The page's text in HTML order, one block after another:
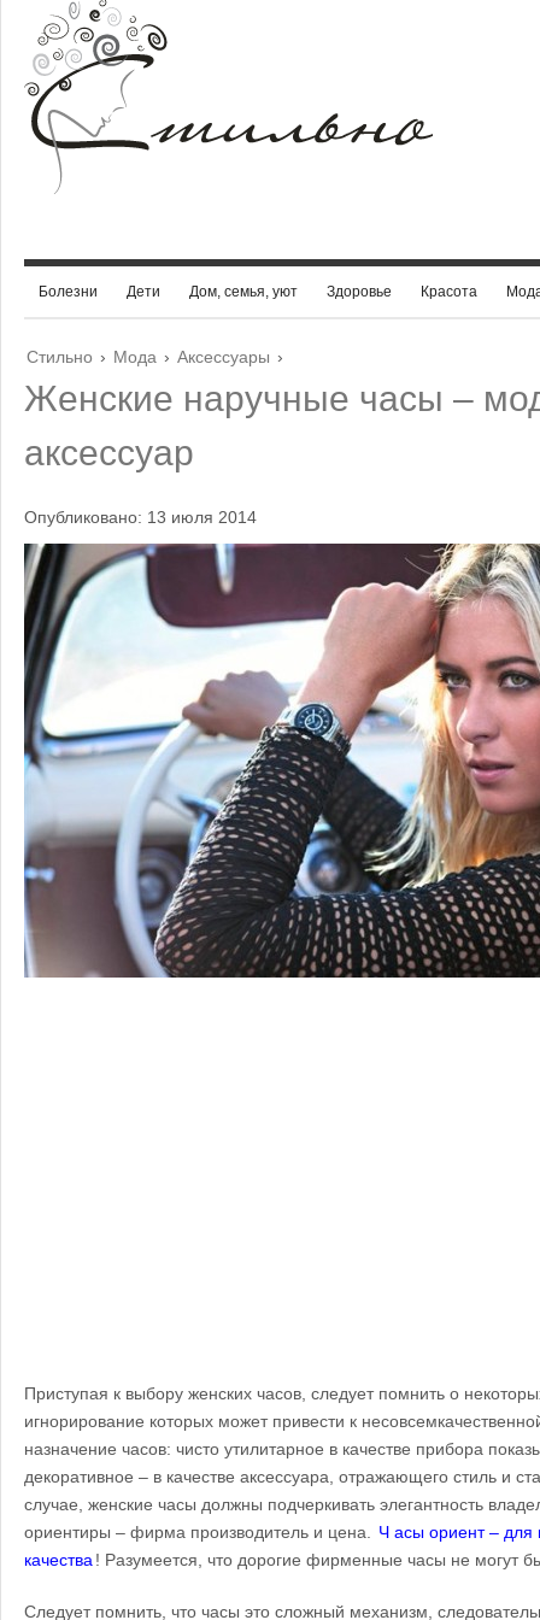
Болезни Дети Дом, семья, уют Здоровье Красота
Стильно › Мода › Аксессуары ›
Женские наручные часы –
аксессуар
Опубликовано: 13 июля 2014
Приступая к выбору женских часов, следует помнить о
игнорирование которых может привести к
назначение часов: чисто утилитарное в качестве прибора
декоративное – в качестве аксессуара, отражающего стиль и
случае, женские часы должны подчеркивать элегантность
ориентиры – фирма производитель и цена.
Ч асы ориент – для
качества ! Разумеется, что дорогие фирменные часы не могут
Следует помнить, что часы это сложный механизм,